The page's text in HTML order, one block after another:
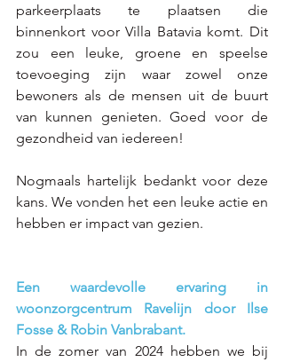
parkeerplaats te plaatsen die
binnenkort voor Villa Batavia komt. Dit
zou een leuke, groene en speelse
toevoeging zijn waar zowel onze
bewoners als de mensen uit de buurt
van kunnen genieten. Goed voor de
gezondheid van iedereen!
Nogmaals hartelijk bedankt voor deze
kans. We vonden het een leuke actie en
hebben er impact van gezien.
Een waardevolle ervaring in
woonzorgcentrum Ravelijn door Ilse
Fosse & Robin Vanbrabant.
In de zomer van 2024 hebben we bij